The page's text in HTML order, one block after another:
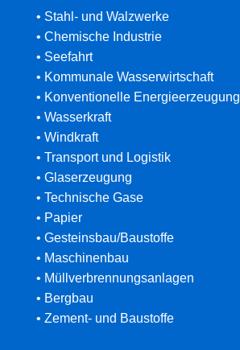
• Stahl- und Walzwerke
• Chemische Industrie
• Seefahrt
• Kommunale Wasserwirtschaft
• Konventionelle Energieerzeugung
• Wasserkraft
• Windkraft
• Transport und Logistik
• Glaserzeugung
• Technische Gase
• Papier
• Gesteinsbau/Baustoffe
• Maschinenbau
• Müllverbrennungsanlagen
• Bergbau
• Zement- und Baustoffe